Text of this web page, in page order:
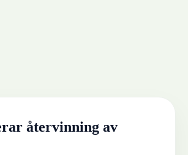
återvinning av